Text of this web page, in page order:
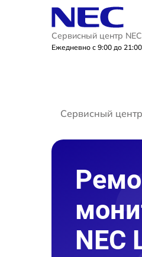
Сервисный центр NEC
Ежедневно с 9:00 до 21:00
Сервисный
NEC